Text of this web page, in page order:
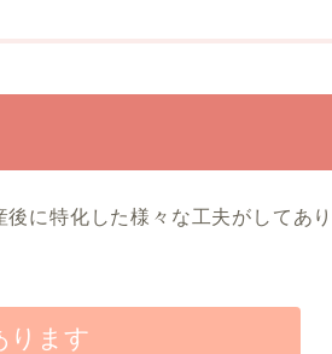
に特化した様々な工夫がしてあり
ります